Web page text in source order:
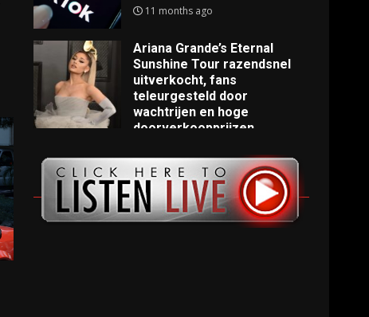
11 months ago
Ariana Grande’s Eternal
Sunshine Tour razendsnel
uitverkocht, fans
teleurgesteld door
wachtrijen en hoge
doorverkoopprijzen